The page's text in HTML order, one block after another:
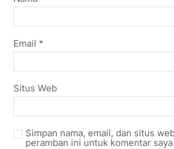
Email *
Situs Web
Simpan nama, email, dan situs
peramban ini untuk komentar